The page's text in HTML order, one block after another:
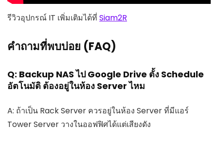
รีวิวอุปกรณ์ IT เพิ่มเติมได้ที่ Siam2R
คำถามที่พบบ่อย (FAQ)
Q: Backup NAS ไป Google Drive ตั้ง Schedule
อัตโนมัติ ต้องอยู่ในห้อง Server ไหม
A: ถ้าเป็น Rack Server ควรอยู่ในห้อง Server ที่มีแอร์
Tower Server วางในออฟฟิศได้แต่เสียงดัง